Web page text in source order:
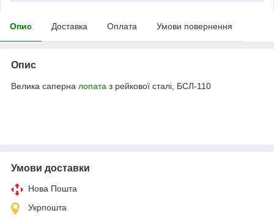
Опис Доставка Оплата Умови повернення
Опис
Велика саперна лопата з рейкової сталі, БСЛ-110
Умови доставки
Нова Пошта
Укрпошта